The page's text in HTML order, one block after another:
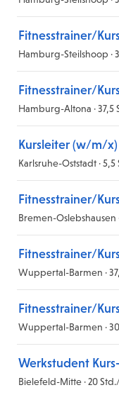
Fitnesstrainer/
Hamburg-Steilshoop ·
Fitnesstrainer/
Hamburg-Altona · 37,5
Kursleiter (w/m/
Karlsruhe-Oststadt ·
Fitnesstrainer/
Bremen-Oslebshausen
Fitnesstrainer/
Wuppertal-Barmen ·
Fitnesstrainer/
Wuppertal-Barmen ·
Werkstudent
Bielefeld-Mitte · 20